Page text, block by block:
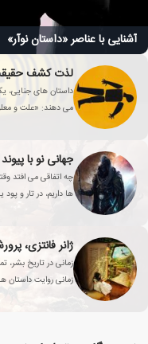
آشنایی با عناصر «داستان نوآر»
لذت کشف
داستان های جنایی،
می دهند: «علت و
جهانی نو با
چه اتفاقی می افتد
ها داریم، در تار و
ژانر فانتزی،
زمانی در تاریخ بشر،
زمانی روایت داستان